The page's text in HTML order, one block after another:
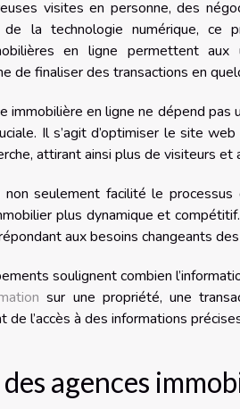
visites en personne, des
de la technologie numérique, ce
en ligne permettent
de finaliser des transactions en
immobilière en ligne ne dépend
Il s’agit d’optimiser le site
attirant ainsi plus de visiteurs
seulement facilité le
plus dynamique et
aux besoins changeants
soulignent combien
sur une propriété, une
l’accès à des informations
agences